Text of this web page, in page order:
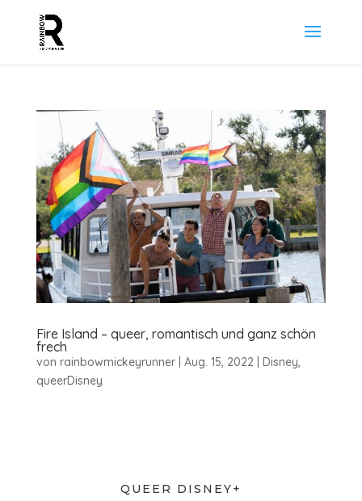
Fire Island – queer, romantisch und ganz schön
frech
von rainbowmickeyrunner| Aug. 15, 2022| Disney,
queerDisney
QUEER DISNEY+